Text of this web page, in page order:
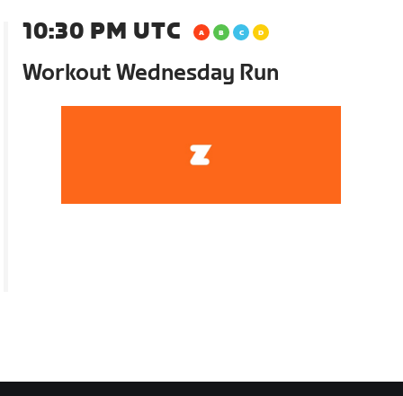
10:30 PM UTC
Workout Wednesday Run